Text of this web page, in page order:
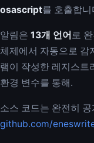
osascript를 호출합니
알림은 13개 언어 로
체제에서 자동으로
램이 작성한 레지스트
환경 변수를 통해.
소스 코드는 완전히
github.com/